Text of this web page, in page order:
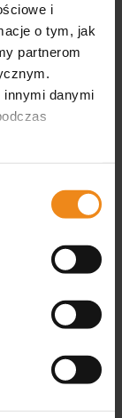
i
o tym, jak
partnerom
innymi danymi